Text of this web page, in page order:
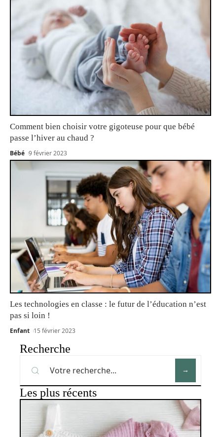
Comment bien choisir votre gigoteuse pour que bébé
passe l’hiver au chaud ?
Bébé 9 février 2023
Les technologies en classe : le futur de l’éducation n’est
pas si loin !
Enfant 15 février 2023
Recherche
Les plus récents